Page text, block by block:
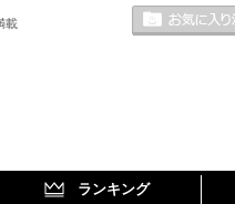
載
ランキング